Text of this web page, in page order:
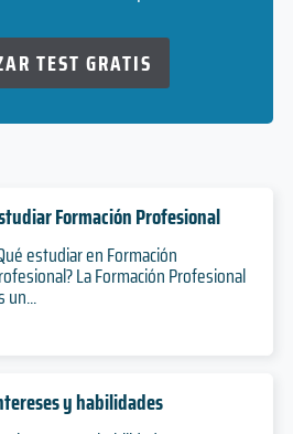
TEST GRATIS
Formación Profesional
estudiar en Formación
La Formación Profesional
un...
y habilidades